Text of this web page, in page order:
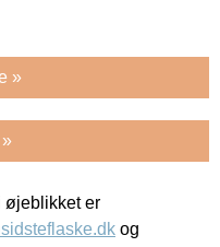
»
øjeblikket er
og